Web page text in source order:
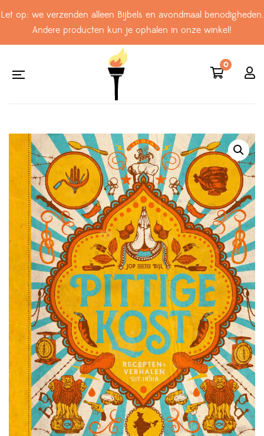
Let op: we verzenden alleen Bijbels en avondmaal benodigheden.
Andere producten kun je ophalen in onze winkel!
0